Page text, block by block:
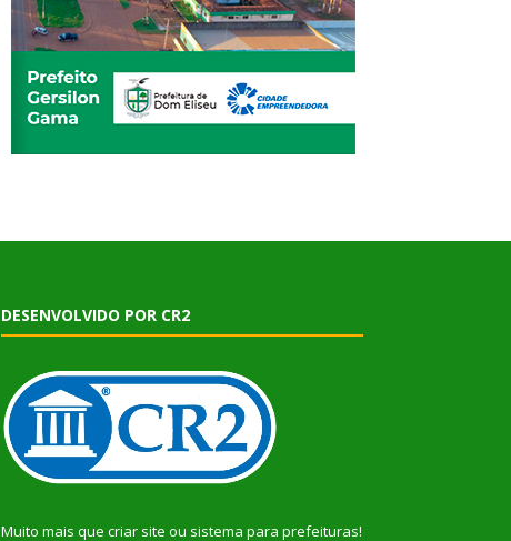
DESENVOLVIDO POR CR2
Muito mais que criar site ou sistema para prefeituras!